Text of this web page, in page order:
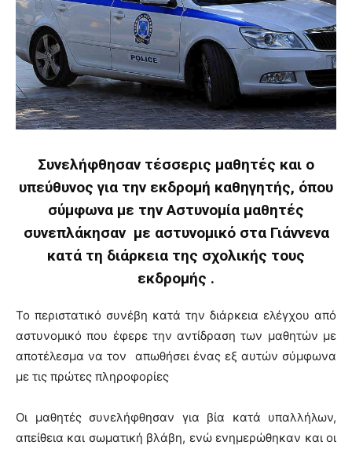
Συνελήφθησαν τέσσερις μαθητές και ο
υπεύθυνος για την εκδρομή καθηγητής, όπου
σύμφωνα με την Αστυνομία μαθητές
συνεπλάκησαν με αστυνομικό στα Γιάννενα
κατά τη διάρκεια της σχολικής τους
εκδρομής .
Το περιστατικό συνέβη κατά την διάρκεια ελέγχου από
αστυνομικό που έφερε την αντίδραση των μαθητών με
αποτέλεσμα να τον απωθήσει ένας εξ αυτών σύμφωνα
με τις πρώτες πληροφορίες
Οι μαθητές συνελήφθησαν για βία κατά υπαλλήλων,
απείθεια και σωματική βλάβη, ενώ ενημερώθηκαν και οι